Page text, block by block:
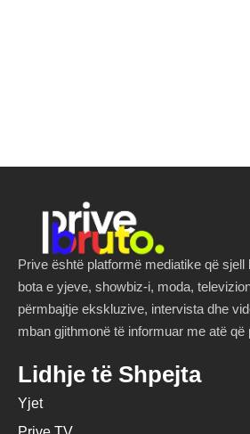
Prive është platformë mediatike që sjell
bota e yjeve, showbiz-i, moda,
përmbajtje ekskluzive, intervista dhe
mban gjithmonë të informuar me atë që
Lidhje të Shpejta
Yjet